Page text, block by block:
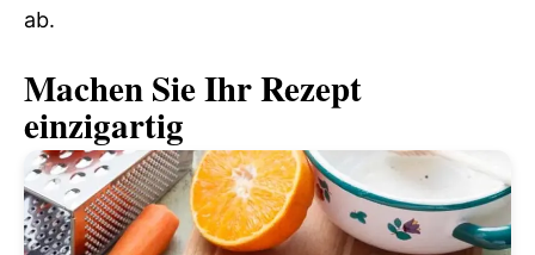
ab.
Machen Sie Ihr Rezept
einzigartig